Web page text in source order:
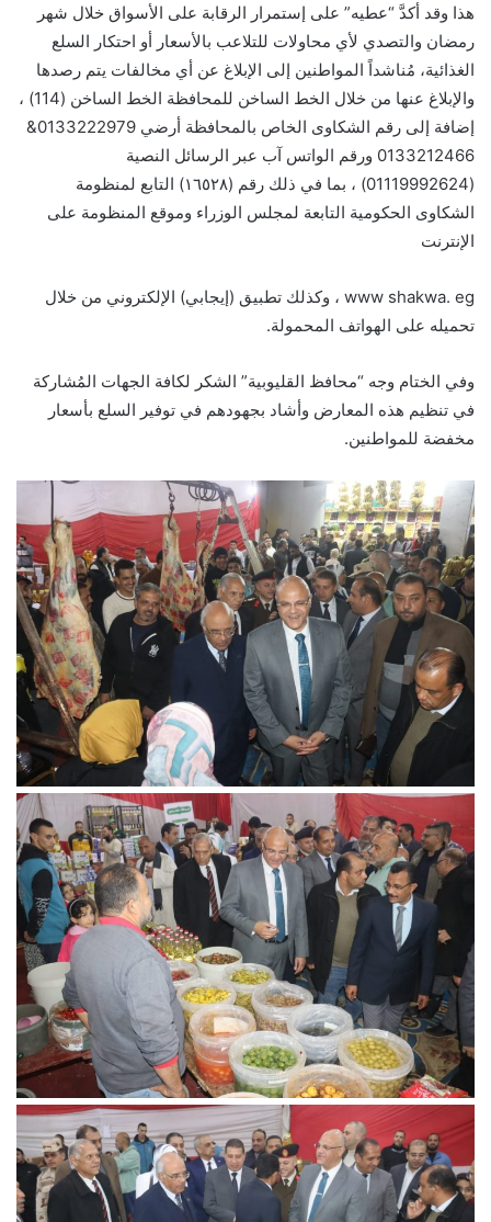
هذا وقد أكدَّ “عطيه” على إستمرار الرقابة على الأسواق خلال شهر
رمضان والتصدي لأي محاولات للتلاعب بالأسعار أو احتكار السلع
الغذائية، مُناشداً المواطنين إلى الإبلاغ عن أي مخالفات يتم رصدها
والإبلاغ عنها من خلال الخط الساخن للمحافظة الخط الساخن (114) ،
إضافة إلى رقم الشكاوى الخاص بالمحافظة أرضي 0133222979&
0133212466 ورقم الواتس آب عبر الرسائل النصية
(01119992624) ، بما في ذلك رقم (١٦٥٢٨) التابع لمنظومة
الشكاوى الحكومية التابعة لمجلس الوزراء وموقع المنظومة على
الإنترنت
www shakwa. eg ، وكذلك تطبيق (إيجابي) الإلكتروني من خلال
تحميله على الهواتف المحمولة.
وفي الختام وجه “محافظ القليوبية” الشكر لكافة الجهات المُشاركة
في تنظيم هذه المعارض وأشاد بجهودهم في توفير السلع بأسعار
مخفضة للمواطنين.